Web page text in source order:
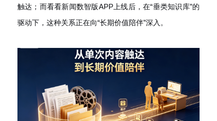
触达；而看看新闻数智版APP上线后，在“垂类知识库”的
驱动下，这种关系正在向“长期价值陪伴”深入。